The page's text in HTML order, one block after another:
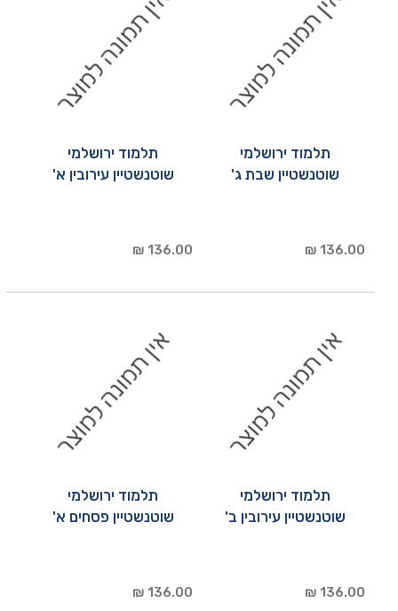
תלמוד ירושלמי
שוטנשטיין שבת ג'
136.00 ₪
תלמוד ירושלמי
שוטנשטיין עירובין א'
136.00 ₪
תלמוד ירושלמי
שוטנשטיין עירובין ב'
136.00 ₪
תלמוד ירושלמי
שוטנשטיין פסחים א'
136.00 ₪